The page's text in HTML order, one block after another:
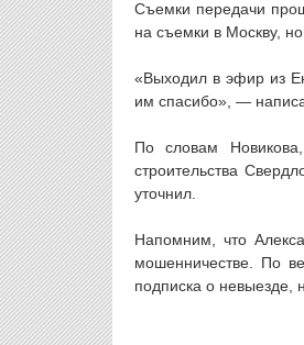
Съемки передачи
на съемки в Москву,
«Выходил в эфир из
им спасибо», —
По словам
строительства
уточнил.
Напомним, что
мошенничестве. По
подписка о невыезде,